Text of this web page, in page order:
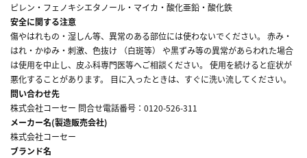
ピレン・フェノキシエタノール・マイカ・酸化亜鉛・酸化鉄
安全に関する注意
傷やはれもの・湿しん等、異常のある部位には使わないでください。 赤み・
はれ・かゆみ・刺激、色抜け （白斑等） や黒ずみ等の異常があらわれた場合
は使用を中止し、皮ふ科専門医等へご相談ください。 使用を続けると症状が
悪化することがあります。 目に入ったときは、すぐに洗い流してください。
問い合わせ先
株式会社コーセー 問合せ電話番号：0120-526-311
メーカー名(製造販売会社)
株式会社コーセー
ブランド名